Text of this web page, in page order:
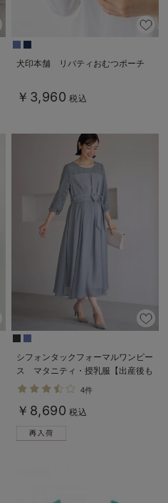
犬印本舗 リバティおむつポーチ
￥3,960 税込
シフォンタックフォーマルワンピー
ス マタニティ・授乳服【出産後も
長く使える】
4件
￥8,690 税込